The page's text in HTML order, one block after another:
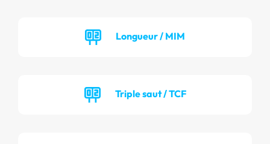
Longueur / MIM
Triple saut / TCF